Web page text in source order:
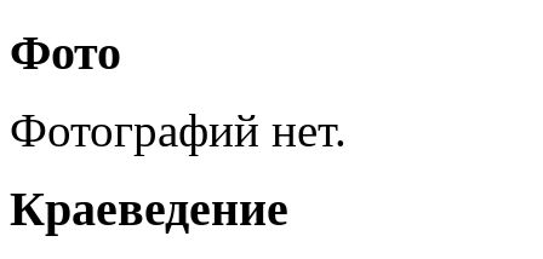
Фото
Фотографий нет.
Краеведение